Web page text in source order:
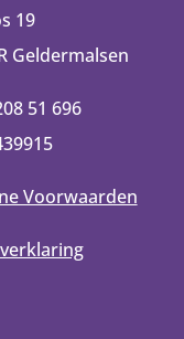
19
Geldermalsen
51 696
Voorwaarden